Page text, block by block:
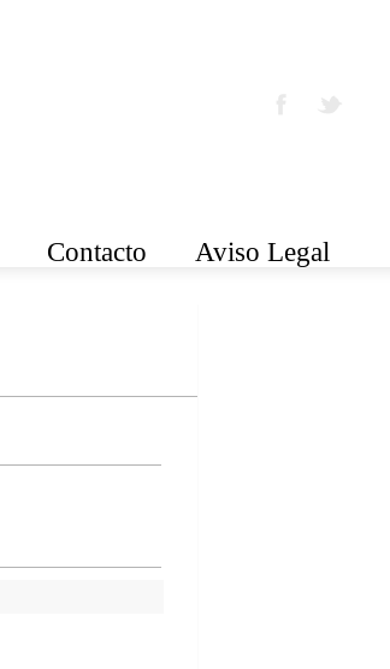
Contacto Aviso Legal